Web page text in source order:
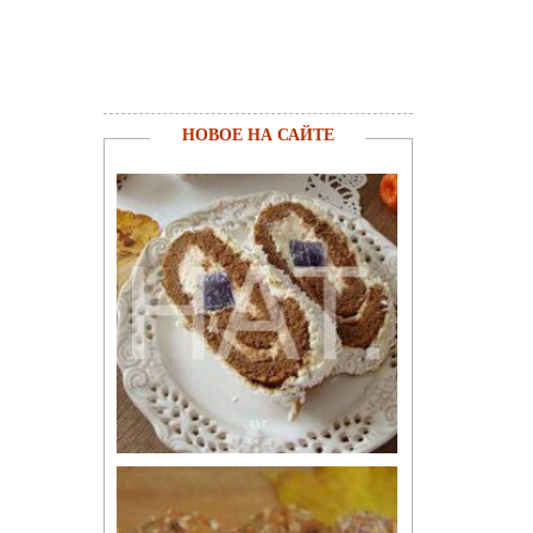
НОВОЕ НА САЙТЕ